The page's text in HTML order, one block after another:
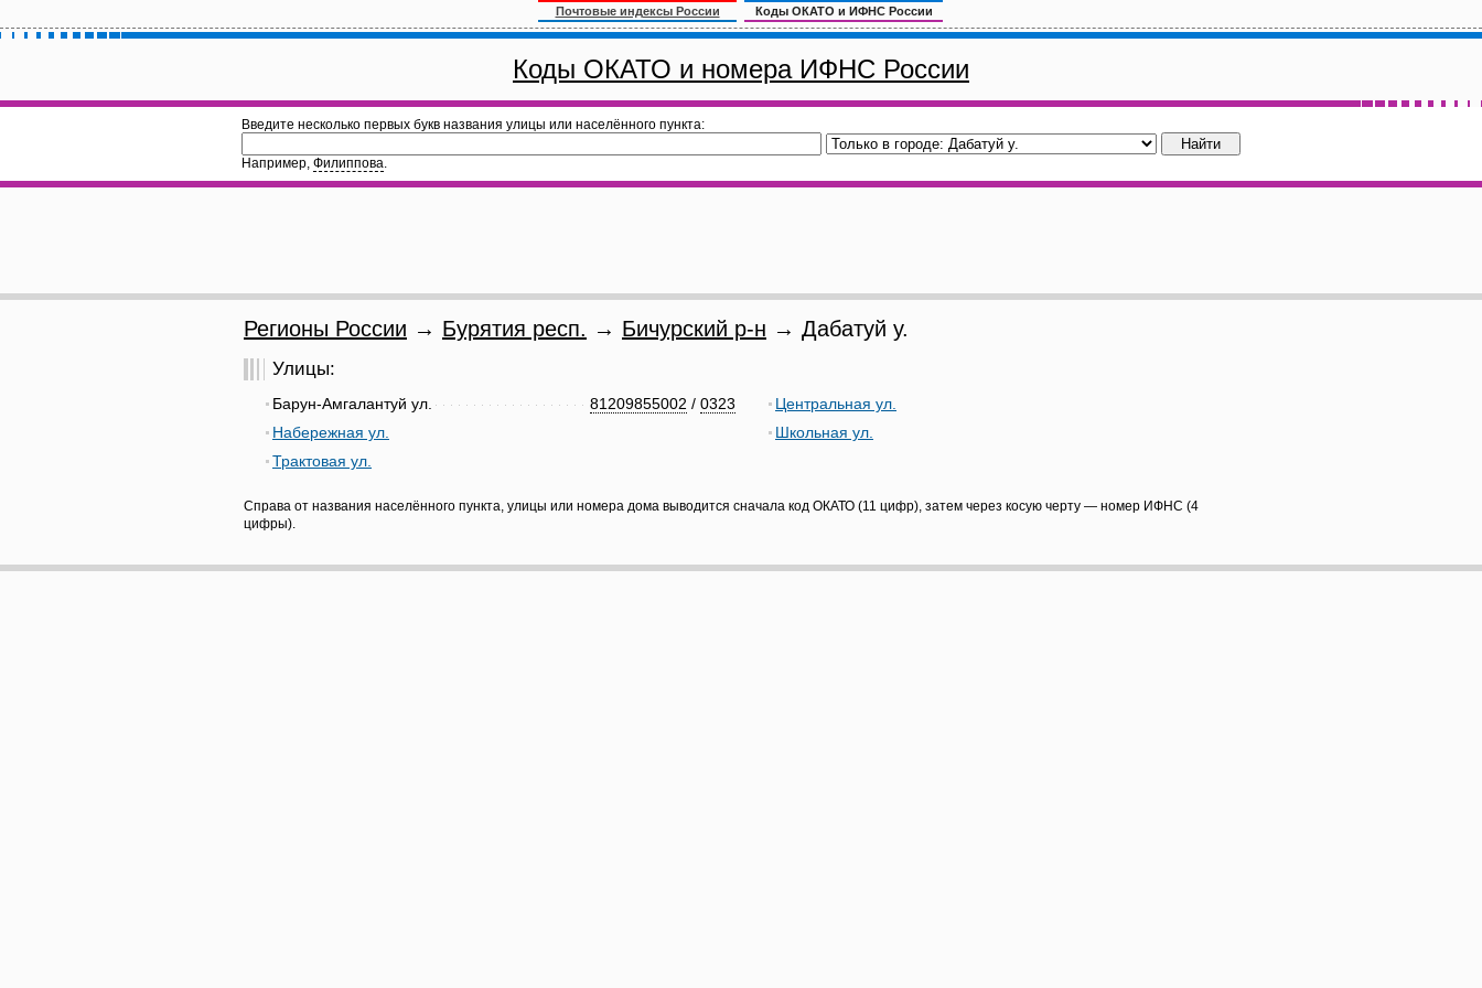
Почтовые индексы России Коды ОКАТО и ИФНС России
Коды ОКАТО и номера ИФНС России
Введите несколько первых букв названия улицы или населённого пункта:
Например, Филиппова.
Регионы России → Бурятия респ. → Бичурский р-н → Дабатуй у.
Улицы:
81209855002 / 0323
Барун-Амгалантуй ул.
Набережная ул.
Трактовая ул.
Центральная ул.
Школьная ул.
Справа от названия населённого пункта, улицы или номера дома выводится сначала код ОКАТО (11 цифр), затем через косую черту — номер ИФНС (4
цифры).